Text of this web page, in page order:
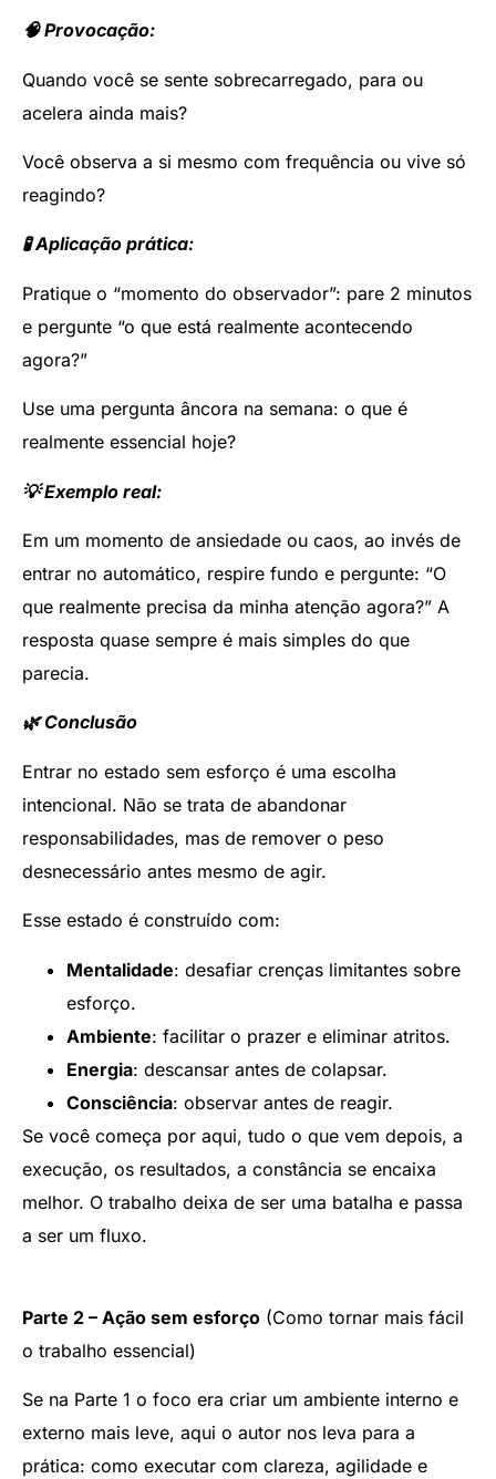
🧠 Provocação:
Quando você se sente sobrecarregado, para ou
acelera ainda mais?
Você observa a si mesmo com frequência ou vive só
reagindo?
🧪 Aplicação prática:
Pratique o “momento do observador”: pare 2 minutos
e pergunte “o que está realmente acontecendo
agora?”
Use uma pergunta âncora na semana: o que é
realmente essencial hoje?
💡 Exemplo real:
Em um momento de ansiedade ou caos, ao invés de
entrar no automático, respire fundo e pergunte: “O
que realmente precisa da minha atenção agora?” A
resposta quase sempre é mais simples do que
parecia.
🌿 Conclusão
Entrar no estado sem esforço é uma escolha
intencional. Não se trata de abandonar
responsabilidades, mas de remover o peso
desnecessário antes mesmo de agir.
Esse estado é construído com:
Mentalidade: desafiar crenças limitantes sobre
esforço.
Ambiente: facilitar o prazer e eliminar atritos.
Energia: descansar antes de colapsar.
Consciência: observar antes de reagir.
Se você começa por aqui, tudo o que vem depois, a
execução, os resultados, a constância se encaixa
melhor. O trabalho deixa de ser uma batalha e passa
a ser um fluxo.
Parte 2 – Ação sem esforço (Como tornar mais fácil
o trabalho essencial)
Se na Parte 1 o foco era criar um ambiente interno e
externo mais leve, aqui o autor nos leva para a
prática: como executar com clareza, agilidade e